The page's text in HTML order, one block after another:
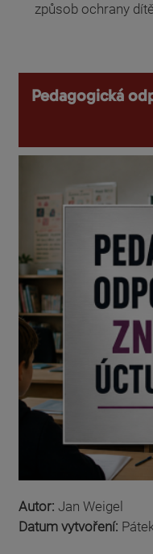
způsob ochrany
Pedagogická
Autor: Jan Weigel
Datum vytvoření: